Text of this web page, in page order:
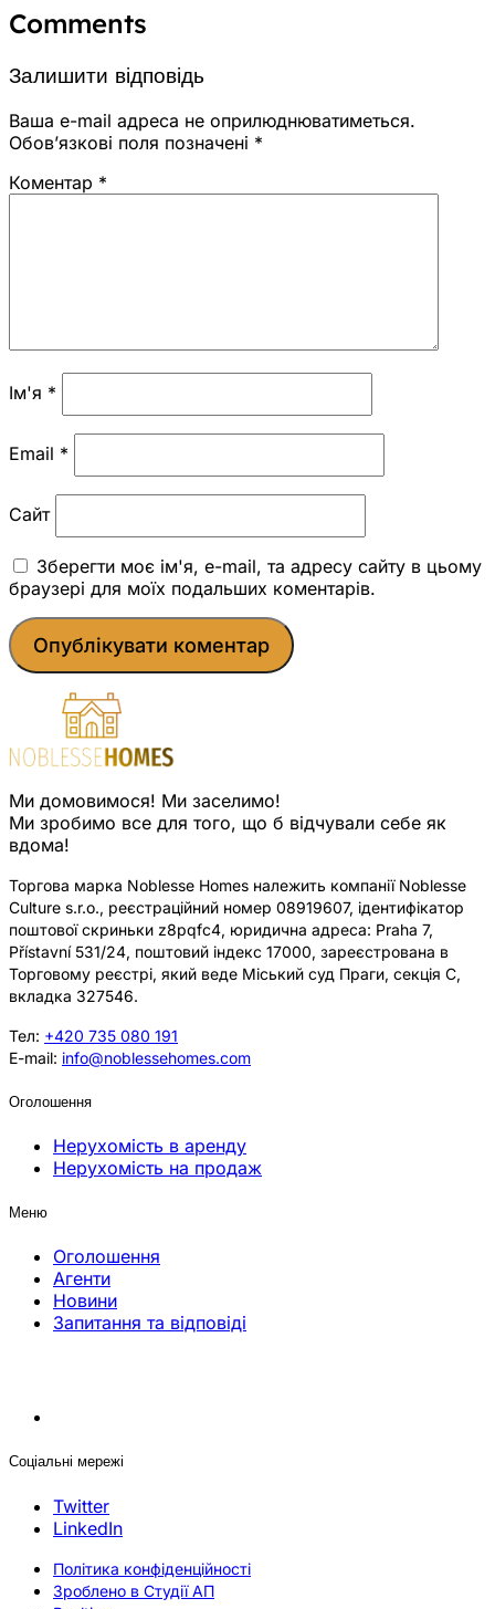
Comments
Залишити відповідь
Ваша e-mail адреса не оприлюднюватиметься.
Обов’язкові поля позначені *
Коментар *
Ім'я *
Email *
Сайт
Зберегти моє ім'я, e-mail, та адресу сайту в цьому
браузері для моїх подальших коментарів.
Ми домовимося! Ми заселимо!
Ми зробимо все для того, що б відчували себе як
вдома!
Торгова марка Noblesse Homes належить компанії Noblesse
Culture s.r.o., реєстраційний номер 08919607, ідентифікатор
поштової скриньки z8pqfc4, юридична адреса: Praha 7,
Přístavní 531/24, поштовий індекс 17000, зареєстрована в
Торговому реєстрі, який веде Міський суд Праги, секція C,
вкладка 327546.
Тел: +420 735 080 191
E-mail: info@noblessehomes.com
Оголошення
Нерухомість в аренду
Нерухомість на продаж
Меню
Оголошення
Агенти
Новини
Запитання та відповіді
Соціальні мережі
Twitter
LinkedIn
Політика конфіденційності
Зроблено в Студії АП